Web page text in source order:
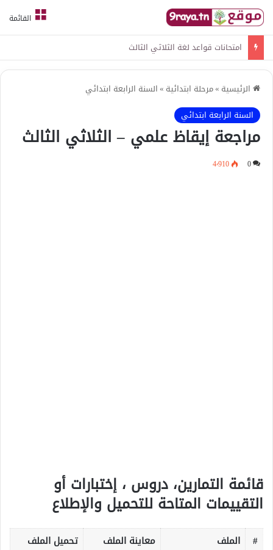
القائمة
امتحانات قواعد لغة الثلاثي الثالث
الرئيسية »مرحلة ابتدائية »السنة الرابعة ابتدائي
السنة الرابعة ابتدائي
مراجعة إيقاظ علمي – الثلاثي الثالث
0 4٬910
قائمة التمارين، دروس ، إختبارات أو
التقييمات المتاحة للتحميل والإطلاع
# الملف معاينة الملف
تحميل الملف